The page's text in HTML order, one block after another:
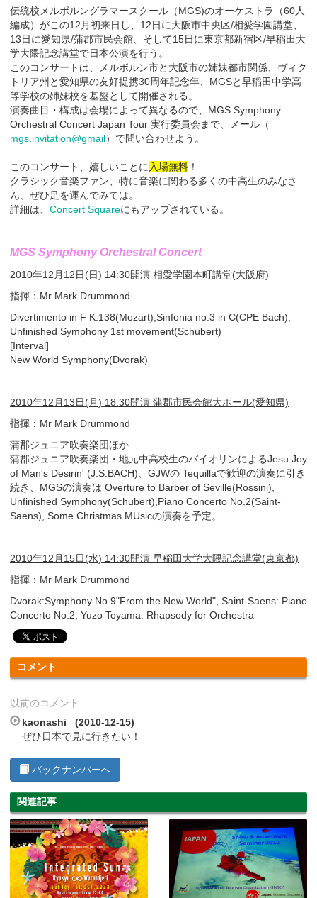
伝統校メルボルングラマースクール（MGS)のオーケストラ（60人
編成）がこの12月初来日し、12日に大阪市中央区/相愛学園講堂、
13日に愛知県/蒲郡市民会館、そして15日に東京都新宿区/早稲田大
学大隈記念講堂で日本公演を行う。
このコンサートは、メルボルン市と大阪市の姉妹都市関係、ヴィク
トリア州と愛知県の友好提携30周年記念年、MGSと早稲田中学高
等学校の姉妹校を基盤として開催される。
演奏曲目・構成は会場によって異なるので、MGS Symphony
Orchestral Concert Japan Tour 実行委員会まで、メール（
mgs.invitation@gmail）で問い合わせよう。
このコンサート、嬉しいことに入場無料 ！
クラシック音楽ファン、特に音楽に関わる多くの中高生のみなさ
ん、ぜひ足を運んでみては。
詳細は、 Concert Squareにもアップされている。
MGS Symphony Orchestral Concert
2010年12月12日(日) 14:30開演 相愛学園本町講堂(大阪府)
指揮：Mr Mark Drummond
Divertimento in F K.138(Mozart),Sinfonia no.3 in C(CPE Bach),
Unfinished Symphony 1st movement(Schubert)
[Interval]
New World Symphony(Dvorak)
2010年12月13日(月) 18:30開演 蒲郡市民会館大ホール(愛知県)
指揮：Mr Mark Drummond
蒲郡ジュニア吹奏楽団ほか
蒲郡ジュニア吹奏楽団・地元中高校生のバイオリンによるJesu Joy
of Man's Desirin' (J.S.BACH)、GJWの Tequillaで歓迎の演奏に引き
続き、MGSの演奏は Overture to Barber of Seville(Rossini),
Unfinished Symphony(Schubert),Piano Concerto No.2(Saint-
Saens), Some Christmas MUsicの演奏を予定。
2010年12月15日(水) 14:30開演 早稲田大学大隈記念講堂(東京都)
指揮：Mr Mark Drummond
Dvorak:Symphony No.9"From the New World", Saint-Saens: Piano
Concerto No.2, Yuzo Toyama: Rhapsody for Orchestra
コメント
以前のコメント
kaonashi (2010-12-15)
ぜひ日本で見に行きたい！
バックナンバーへ
関連記事